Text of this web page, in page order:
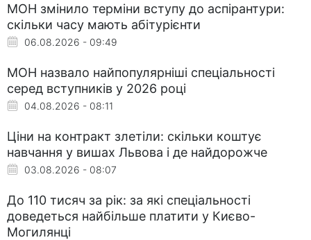
МОН змінило терміни вступу до аспірантури:
скільки часу мають абітурієнти
06.08.2026 - 09:49
МОН назвало найпопулярніші спеціальності
серед вступників у 2026 році
04.08.2026 - 08:11
Ціни на контракт злетіли: скільки коштує
навчання у вишах Львова і де найдорожче
03.08.2026 - 08:07
До 110 тисяч за рік: за які спеціальності
доведеться найбільше платити у Києво-
Могилянці